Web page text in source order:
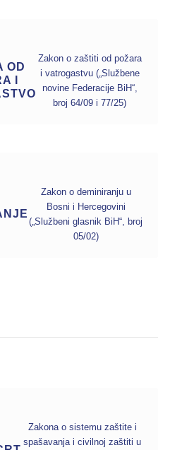
OD
I
Zakon o zaštiti od požara
i vatrogastvu („Službene
novine Federacije BiH“,
broj 64/09 i 77/25)
Zakon o deminiranju u
Bosni i Hercegovini
(„Službeni glasnik BiH“, broj
05/02)
Zakona o sistemu zaštite i
spašavanja i civilnoj zaštiti u